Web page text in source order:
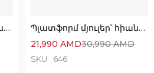
Պլատֆորմ մյուլեր՝ հիանալի ընտրություն
Պլատֆորմ մյուլեր՝ հիանալի ընտրություն
30,990AMD
21,990 AMD
SKU 646